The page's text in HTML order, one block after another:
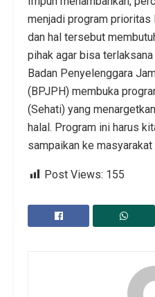
menjadi program prioritas
dan hal tersebut
pihak agar bisa
Badan Penyelenggara
(BPJPH) membuka
(Sehati) yang
halal. Program ini harus
sampaikan ke
Post Views: 155